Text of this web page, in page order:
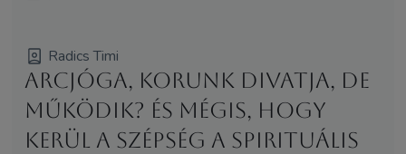
Radics Timi
Arcjóga, korunk divatja, de
működik? És mégis, hogy
kerül a szépség a spirituális